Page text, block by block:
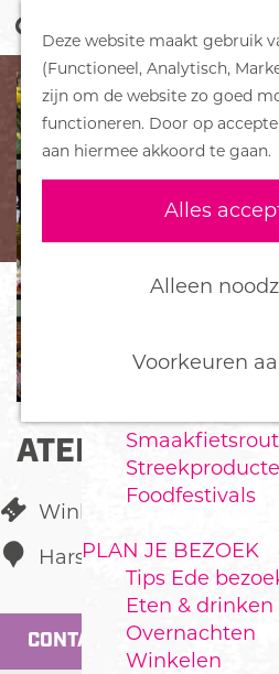
Deze website maakt gebruik
(Functioneel, Analytisch,
zijn om de website zo goed
functioneren. Door op
aan hiermee akkoord te gaan.
Alles
Alleen
Voorkeuren
G
a
n
a
a
d
e
h
o
m
e
p
a
g
e
o
e
k
e
n
M
e
n
u
DORPEN
Bennekom
De Klomp
Deelen
Ederveen
Harskamp
Hoenderloo
Wekerom
Foodfestivals
PLAN JE BEZOEK
Tips Ede
Eten & drinken
Overnachten
Winkelen
ATELIER ENJOY
Winkelen
Harskamp
CONTACT